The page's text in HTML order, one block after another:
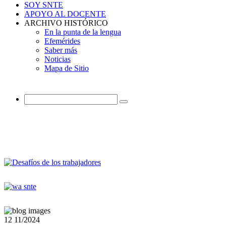
SOY SNTE
APOYO AL DOCENTE
ARCHIVO HISTÓRICO
En la punta de la lengua
Efemérides
Saber más
Noticias
Mapa de Sitio
12 11/2024